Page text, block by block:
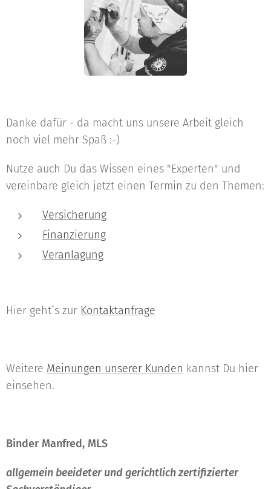
Danke dafür - da macht uns unsere Arbeit gleich
noch viel mehr Spaß :-)
Nutze auch Du das Wissen eines "Experten" und
vereinbare gleich jetzt einen Termin zu den Themen:
Versicherung
Finanzierung
Veranlagung
Hier geht´s zur Kontaktanfrage
Weitere Meinungen unserer Kunden kannst Du hier
einsehen.
Binder Manfred, MLS
allgemein beeideter und gerichtlich zertifizierter